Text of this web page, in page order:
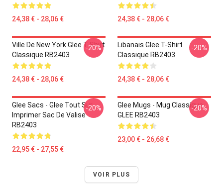
24,38 € - 28,06 € 24,38 € - 28,06 €
Ville De New York Glee T-Shirt
Classique RB2403
24,38 € - 28,06 €
-20%
Libanais Glee T-Shirt
Classique RB2403
24,38 € - 28,06 €
-20%
Glee Sacs - Glee Tout Sur
Imprimer Sac De Valise
RB2403
22,95 € - 27,55 €
-20%
Glee Mugs - Mug Classique
GLEE RB2403
23,00 € - 26,68 €
-20%
VOIR PLUS